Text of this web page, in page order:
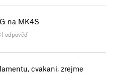
na MK4S
1 odpověď
cvakani, zrejme